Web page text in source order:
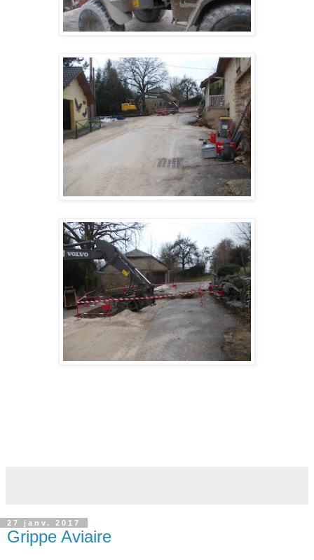
27 janv. 2017
Grippe Aviaire